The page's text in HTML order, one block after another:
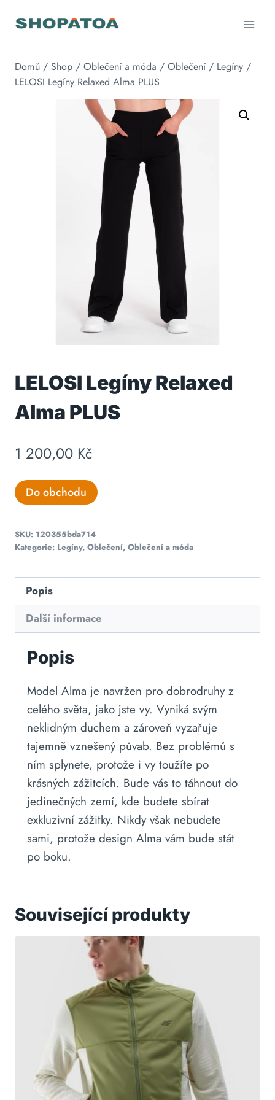
Domů / Shop / Oblečení a móda / Oblečení / Legíny /
LELOSI Legíny Relaxed Alma PLUS
LELOSI Legíny Relaxed
Alma PLUS
1 200,00 Kč
Do obchodu
SKU: 120355bda714
Kategorie: Legíny, Oblečení, Oblečení a móda
Popis
Další informace
Popis
Model Alma je navržen pro dobrodruhy z
celého světa, jako jste vy. Vyniká svým
neklidným duchem a zároveň vyzařuje
tajemně vznešený půvab. Bez problémů s
ním splynete, protože i vy toužíte po
krásných zážitcích. Bude vás to táhnout do
jedinečných zemí, kde budete sbírat
exkluzivní zážitky. Nikdy však nebudete
sami, protože design Alma vám bude stát
po boku.
Související produkty